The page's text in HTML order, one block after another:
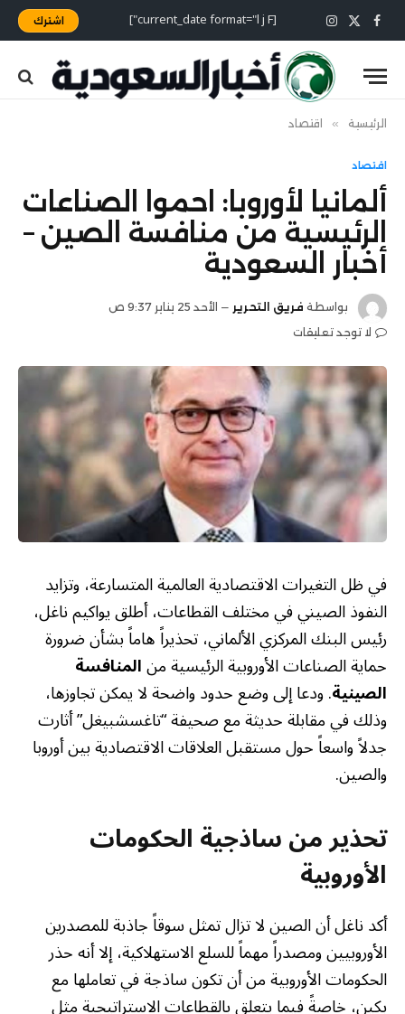
فيسبوك
X
(Twitter)
الانستغرام [current_date format="l j F"] اشترك
الرئيسية » اقتصاد
اقتصاد
ألمانيا لأوروبا: احموا الصناعات
الرئيسية من منافسة الصين –
أخبار السعودية
بواسطة فريق التحرير
الأحد 25 يناير 9:37 ص
لا توجد تعليقات
في ظل التغيرات الاقتصادية العالمية المتسارعة، وتزايد
النفوذ الصيني في مختلف القطاعات، أطلق يواكيم ناغل،
رئيس البنك المركزي الألماني، تحذيراً هاماً بشأن ضرورة
حماية الصناعات الأوروبية الرئيسية منالمنافسة
الصينية. ودعا إلى وضع حدود واضحة لا يمكن تجاوزها،
وذلك في مقابلة حديثة مع صحيفة “تاغسشبيغل” أثارت
جدلاً واسعاً حول مستقبل العلاقات الاقتصادية بين أوروبا
والصين.
تحذير من ساذجية الحكومات
الأوروبية
أكد ناغل أن الصين لا تزال تمثل سوقاً جاذبة للمصدرين
الأوروبيين ومصدراً مهماً للسلع الاستهلاكية، إلا أنه حذر
الحكومات الأوروبية من أن تكون ساذجة في تعاملها مع
بكين، خاصةً فيما يتعلق بالقطاعات الاستراتيجية مثل